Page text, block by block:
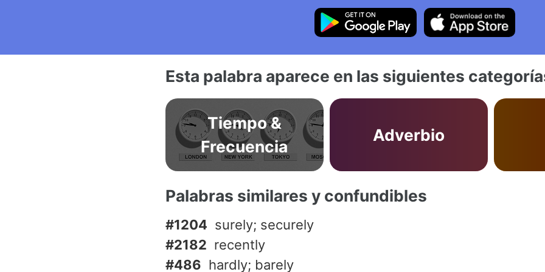
Esta palabra aparece en las siguientes
Tiempo &
Frecuencia
Adverbio
Palabras similares y confundibles
#1204 surely; securely
#2182 recently
#486 hardly; barely